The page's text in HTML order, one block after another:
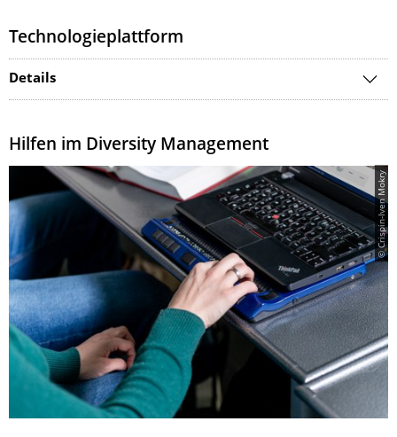
Technologieplattform
Details
Hilfen im Diversity Management
© Crispin-Iven Mokry